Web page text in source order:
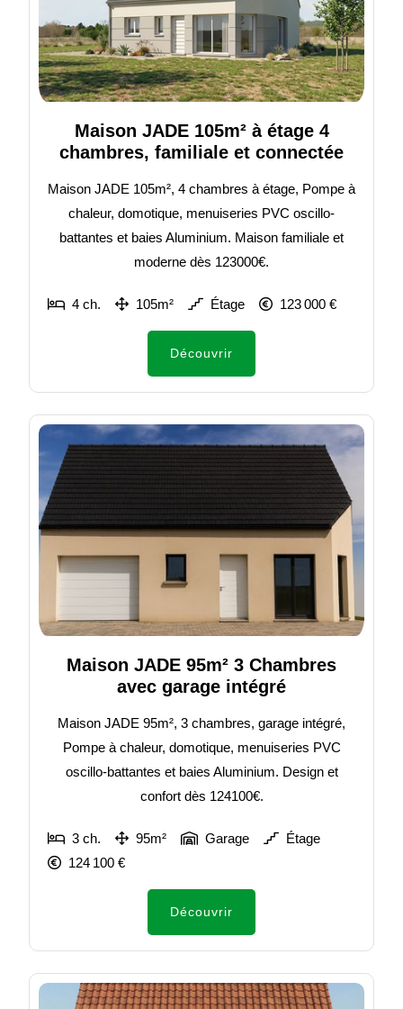
Maison JADE 105m² à étage 4
chambres, familiale et connectée
Maison JADE 105m², 4 chambres à étage, Pompe à
chaleur, domotique, menuiseries PVC oscillo-
battantes et baies Aluminium. Maison familiale et
moderne dès 123000€.
4 ch. 105m² Étage 123 000 €
Découvrir
Maison JADE 95m² 3 Chambres
avec garage intégré
Maison JADE 95m², 3 chambres, garage intégré,
Pompe à chaleur, domotique, menuiseries PVC
oscillo-battantes et baies Aluminium. Design et
confort dès 124100€.
3 ch. 95m² Garage
Étage
124 100 €
Découvrir